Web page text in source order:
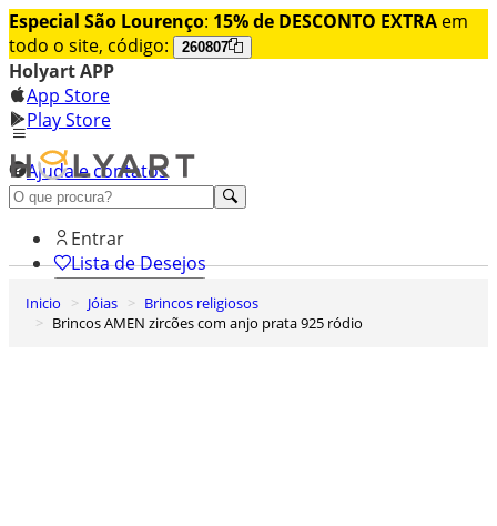
Especial São Lourenço: 15% de DESCONTO EXTRA em
todo o site, código:
260807
Holyart APP
App Store
Play Store
Ajuda e contatos
Conheça premium
Entrar
Lista de Desejos
0
Carrinho de Compras
Inicio Jóias
Brincos religiosos
Brincos AMEN zircões com anjo prata 925 ródio